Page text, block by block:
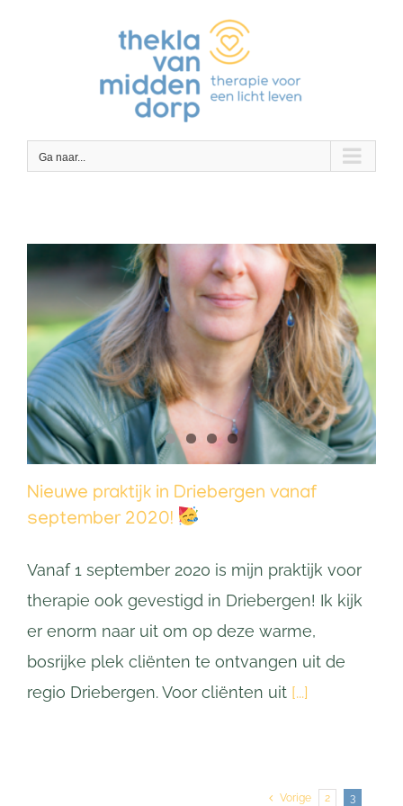
Ga naar...
Nieuwe praktijk in Driebergen vanaf
september 2020!
Vanaf 1 september 2020 is mijn praktijk voor
therapie ook gevestigd in Driebergen! Ik kijk
er enorm naar uit om op deze warme,
bosrijke plek cliënten te ontvangen uit de
regio Driebergen. Voor cliënten uit [...]
Vorige 2 3